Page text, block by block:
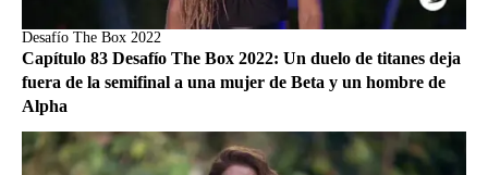
Desafío The Box 2022
Capítulo 83 Desafío The Box 2022: Un duelo de titanes deja
fuera de la semifinal a una mujer de Beta y un hombre de
Alpha